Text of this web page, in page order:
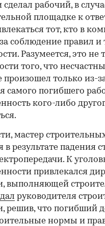
рабочий, в
площадке к
тот, кто в
соблюдение правил и
Разумеется, это не
того, что
произошел только из-
самого погибшего
кого-либо
мастер
в результате падения
К
привлекался
выполняющей
руководителя
решив, что погибший
нормы и